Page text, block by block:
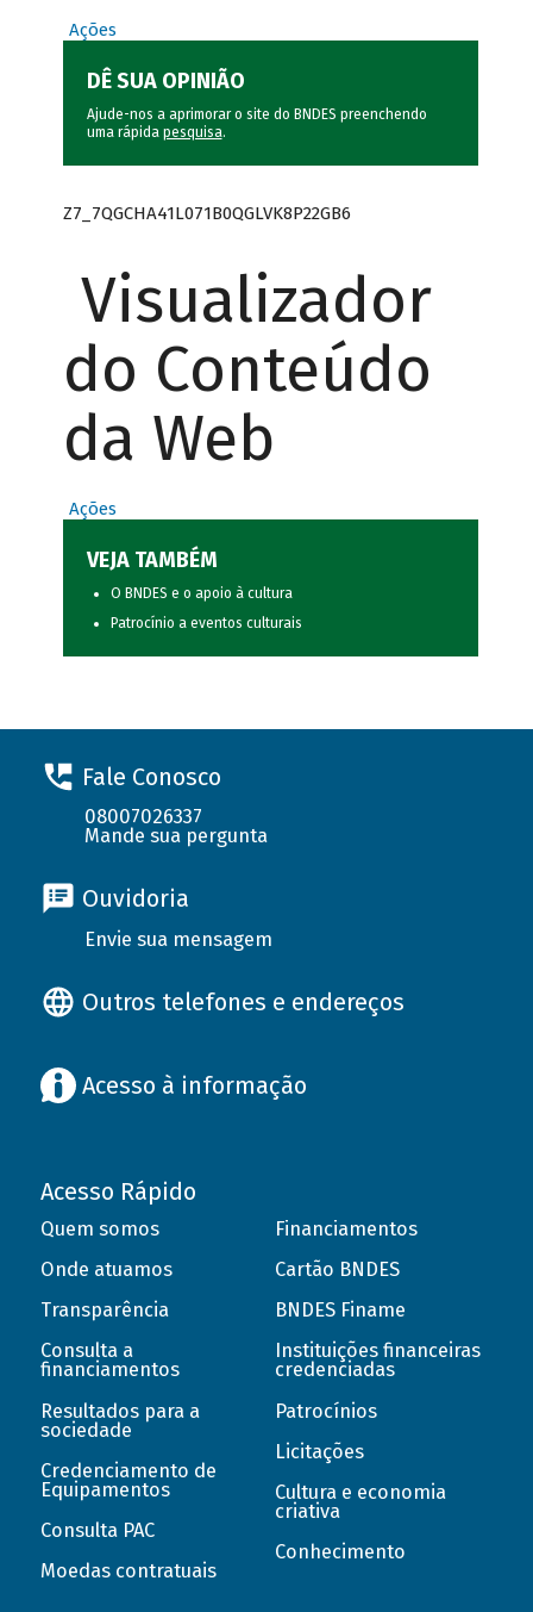
Ações
DÊ SUA OPINIÃO
Ajude-nos a aprimorar o site do BNDES preenchendo
uma rápida pesquisa.
Z7_7QGCHA41L071B0QGLVK8P22GB6
Visualizador
do Conteúdo
da Web
Ações
VEJA TAMBÉM
O BNDES e o apoio à cultura
Patrocínio a eventos culturais
Fale Conosco
08007026337
Mande sua pergunta
Ouvidoria
Envie sua mensagem
Outros telefones e endereços
Acesso à informação
Acesso Rápido
Quem somos
Onde atuamos
Transparência
Consulta a
financiamentos
Resultados para a
sociedade
Credenciamento de
Equipamentos
Consulta PAC
Moedas contratuais
Financiamentos
Cartão BNDES
BNDES Finame
Instituições financeiras
credenciadas
Patrocínios
Licitações
Cultura e economia
criativa
Conhecimento